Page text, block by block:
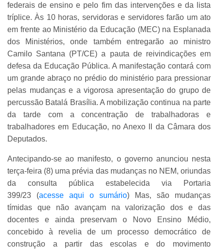
federais de ensino e pelo fim das intervenções e da lista
tríplice. Às 10 horas, servidoras e servidores farão um ato
em frente ao Ministério da Educação (MEC) na Esplanada
dos Ministérios, onde também entregarão ao ministro
Camilo Santana (PT/CE) a pauta de reivindicações em
defesa da Educação Pública. A manifestação contará com
um grande abraço no prédio do ministério para pressionar
pelas mudanças e a vigorosa apresentação do grupo de
percussão Batalá Brasília. A mobilização continua na parte
da tarde com a concentração de trabalhadoras e
trabalhadores em Educação, no Anexo II da Câmara dos
Deputados.
Antecipando-se ao manifesto, o governo anunciou nesta
terça-feira (8) uma prévia das mudanças no NEM, oriundas
da consulta pública estabelecida via Portaria
399/23 (acesse aqui o sumário) Mas, são mudanças
tímidas que não avançam na valorização dos e das
docentes e ainda preservam o Novo Ensino Médio,
concebido à revelia de um processo democrático de
construção a partir das escolas e do movimento